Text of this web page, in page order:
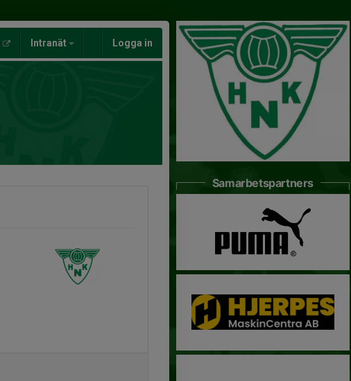
Intranät Logga in
Samarbetspartners